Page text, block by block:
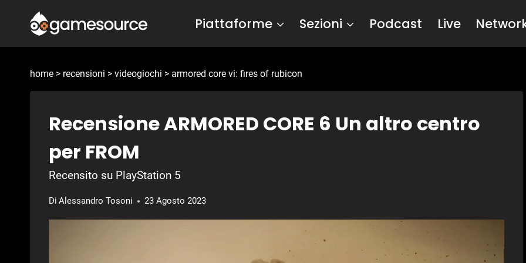
contenuto
Piattaforme Sezioni Podcast Live
home > recensioni > videogiochi > armored core vi: fires of rubicon
Recensione ARMORED CORE 6 Un altro centro
per FROM
Recensito su PlayStation 5
Di Alessandro Tosoni 23 Agosto 2023